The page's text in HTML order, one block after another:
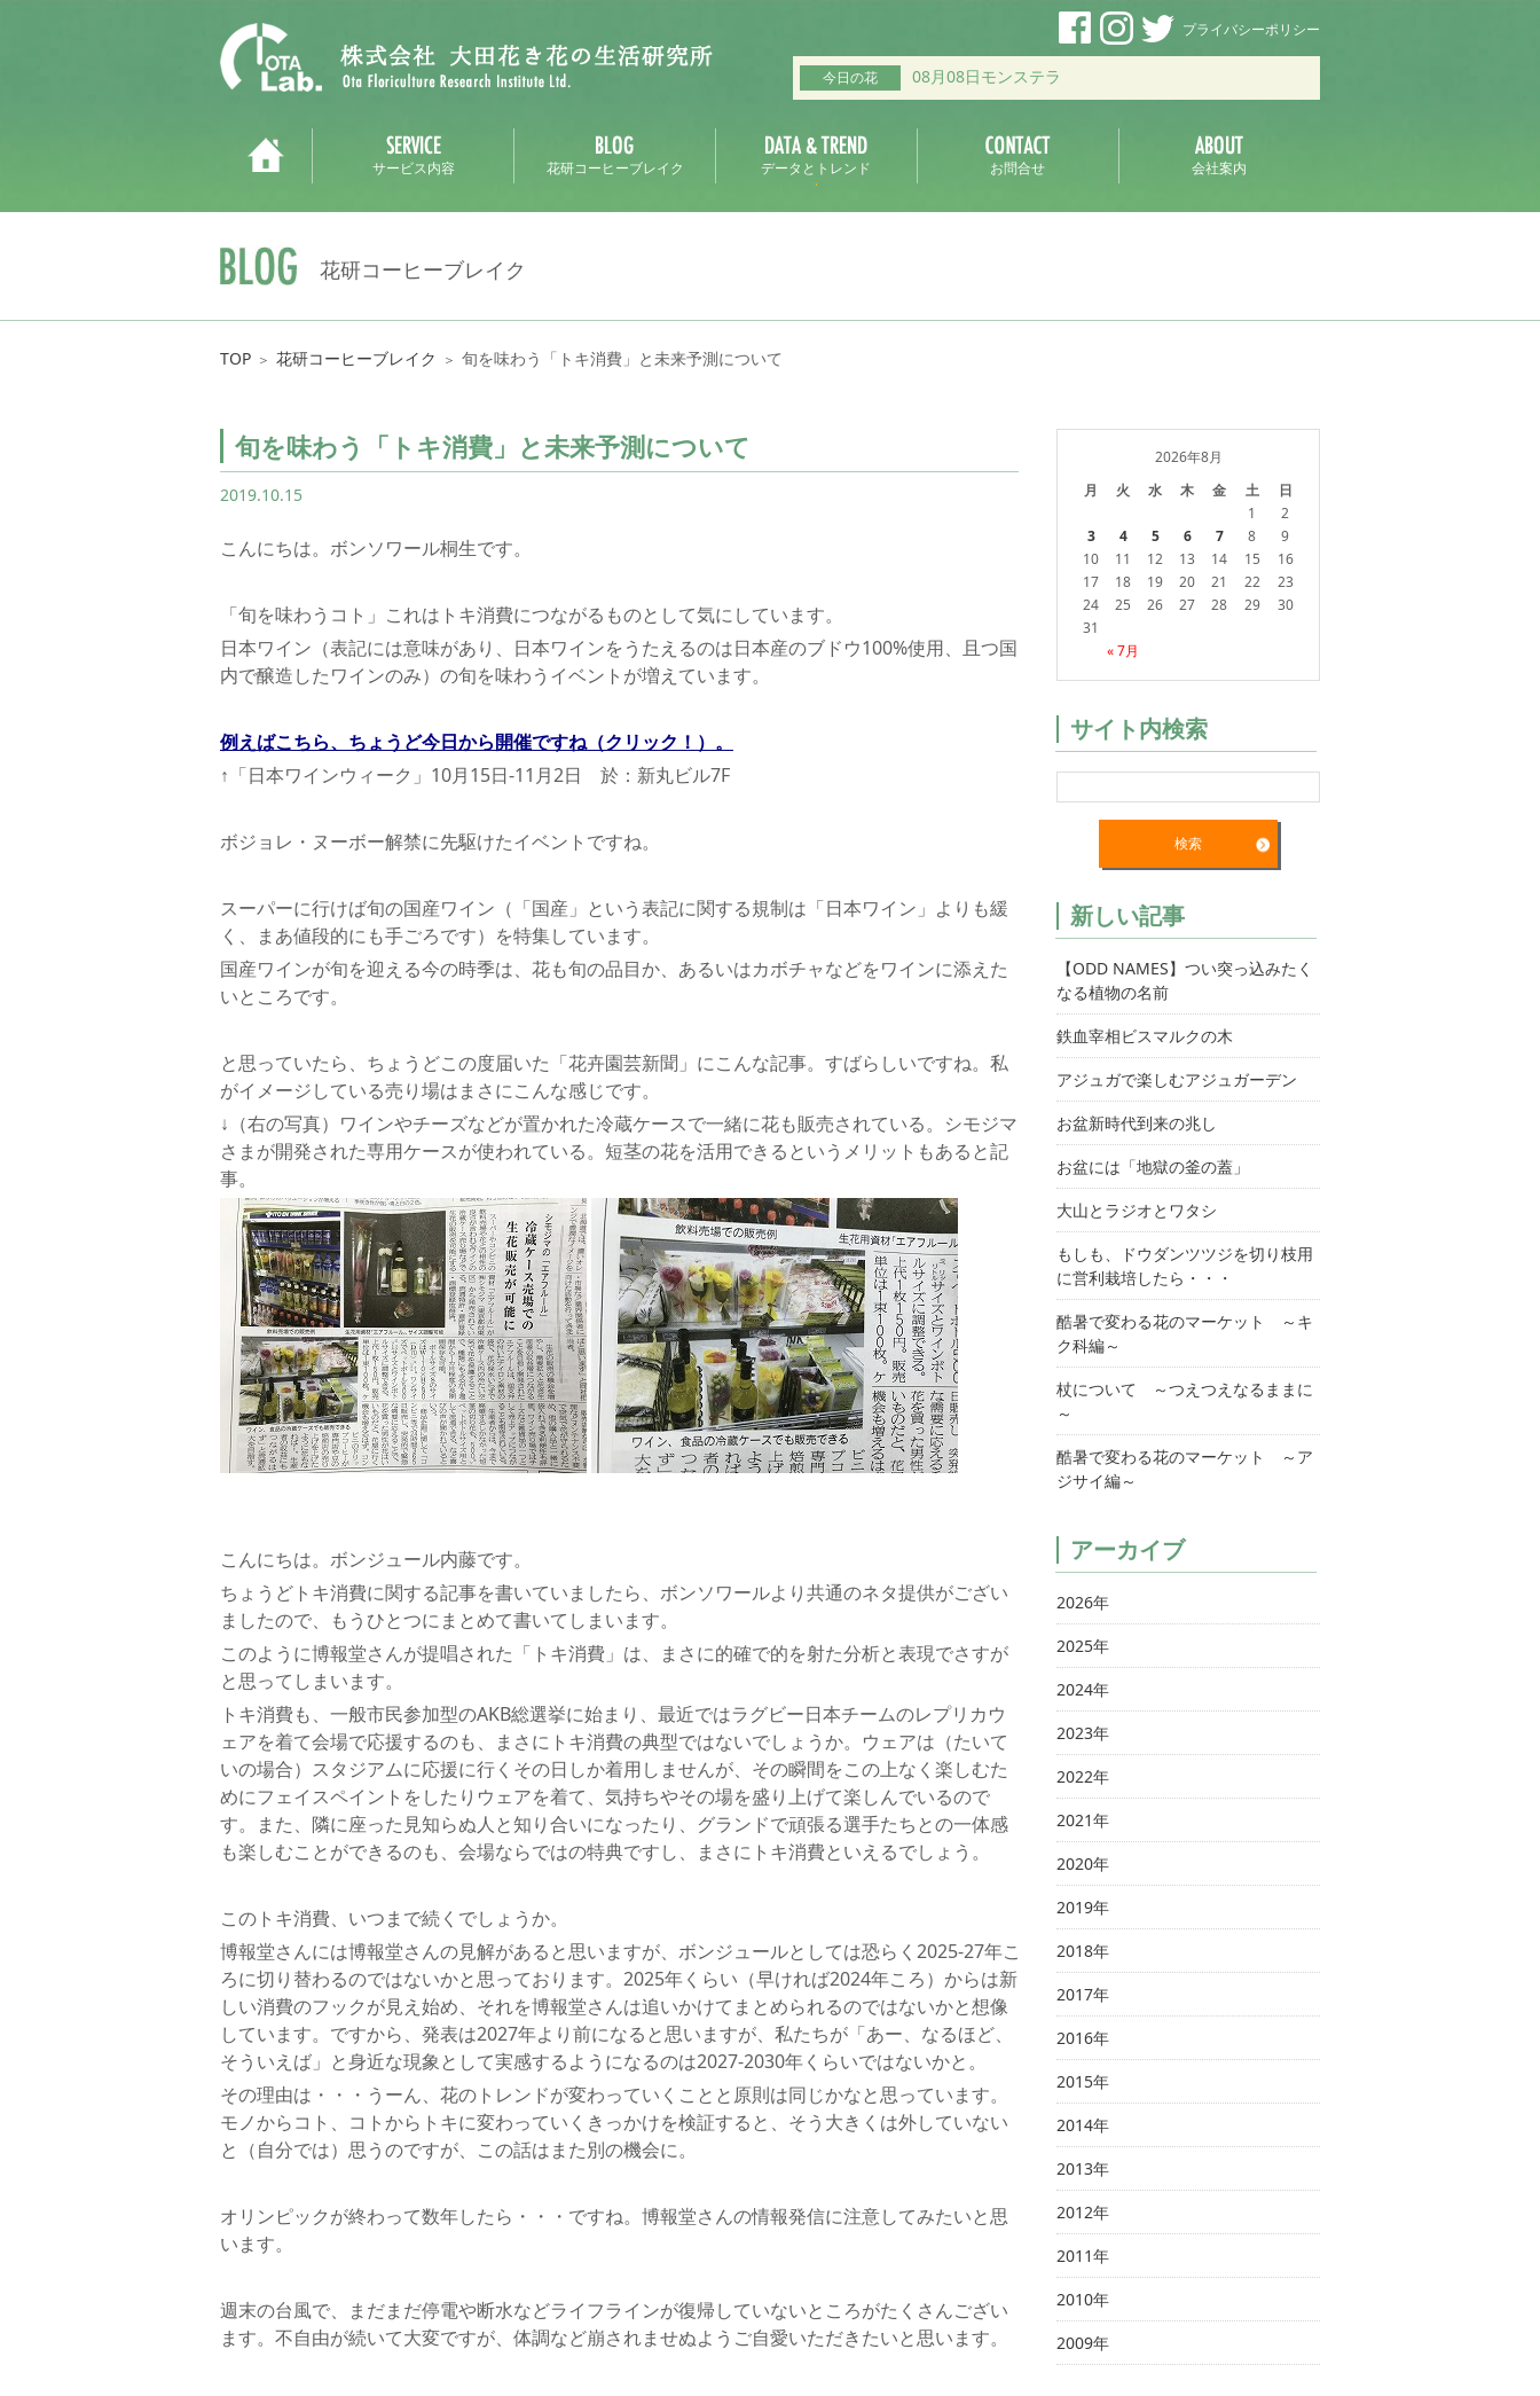
プライバシーポリシー
今日の花 08月08日モンステラ
サービス内容 花研コーヒーブレイク データとトレンド お問合せ 会社案内
花研コーヒーブレイク
TOP ＞ 花研コーヒーブレイク ＞ 旬を味わう「トキ消費」と未来予測について
旬を味わう「トキ消費」と未来予測について
2019.10.15
こんにちは。ボンソワール桐生です。
「旬を味わうコト」これはトキ消費につながるものとして気にしています。
日本ワイン（表記には意味があり、日本ワインをうたえるのは日本産のブドウ100%使用、且つ国
内で醸造したワインのみ）の旬を味わうイベントが増えています。
例えばこちら、ちょうど今日から開催ですね（クリック！）。
↑「日本ワインウィーク」10月15日-11月2日 於：新丸ビル7F
ボジョレ・ヌーボー解禁に先駆けたイベントですね。
スーパーに行けば旬の国産ワイン（「国産」という表記に関する規制は「日本ワイン」よりも緩
く、まあ値段的にも手ごろです）を特集しています。
国産ワインが旬を迎える今の時季は、花も旬の品目か、あるいはカボチャなどをワインに添えた
いところです。
と思っていたら、ちょうどこの度届いた「花卉園芸新聞」にこんな記事。すばらしいですね。私
がイメージしている売り場はまさにこんな感じです。
↓（右の写真）ワインやチーズなどが置かれた冷蔵ケースで一緒に花も販売されている。シモジマ
さまが開発された専用ケースが使われている。短茎の花を活用できるというメリットもあると記
事。
こんにちは。ボンジュール内藤です。
ちょうどトキ消費に関する記事を書いていましたら、ボンソワールより共通のネタ提供がござい
ましたので、もうひとつにまとめて書いてしまいます。
このように博報堂さんが提唱された「トキ消費」は、まさに的確で的を射た分析と表現でさすが
と思ってしまいます。
トキ消費も、一般市民参加型のAKB総選挙に始まり、最近ではラグビー日本チームのレプリカウ
ェアを着て会場で応援するのも、まさにトキ消費の典型ではないでしょうか。ウェアは（たいて
いの場合）スタジアムに応援に行くその日しか着用しませんが、その瞬間をこの上なく楽しむた
めにフェイスペイントをしたりウェアを着て、気持ちやその場を盛り上げて楽しんでいるので
す。また、隣に座った見知らぬ人と知り合いになったり、グランドで頑張る選手たちとの一体感
も楽しむことができるのも、会場ならではの特典ですし、まさにトキ消費といえるでしょう。
このトキ消費、いつまで続くでしょうか。
博報堂さんには博報堂さんの見解があると思いますが、ボンジュールとしては恐らく2025-27年こ
ろに切り替わるのではないかと思っております。2025年くらい（早ければ2024年ころ）からは新
しい消費のフックが見え始め、それを博報堂さんは追いかけてまとめられるのではないかと想像
しています。ですから、発表は2027年より前になると思いますが、私たちが「あー、なるほど、
そういえば」と身近な現象として実感するようになるのは2027-2030年くらいではないかと。
その理由は・・・うーん、花のトレンドが変わっていくことと原則は同じかなと思っています。
モノからコト、コトからトキに変わっていくきっかけを検証すると、そう大きくは外していない
と（自分では）思うのですが、この話はまた別の機会に。
オリンピックが終わって数年したら・・・ですね。博報堂さんの情報発信に注意してみたいと思
います。
週末の台風で、まだまだ停電や断水などライフラインが復帰していないところがたくさんござい
ます。不自由が続いて大変ですが、体調など崩されませぬようご自愛いただきたいと思います。
2026年8月
月
火 水 木 金 土 日
« 7月
1
2
3
4 5 6 7 8
9
10
11 12 13 14 15
16
17
18 19 20 21 22
23
24
25 26 27 28 29
30
31
サイト内検索
新しい記事
【ODD NAMES】つい突っ込みたく
なる植物の名前
鉄血宰相ビスマルクの木
アジュガで楽しむアジュガーデン
お盆新時代到来の兆し
お盆には「地獄の釜の蓋」
大山とラジオとワタシ
もしも、ドウダンツツジを切り枝用
に営利栽培したら・・・
酷暑で変わる花のマーケット ～キ
ク科編～
杖について ～つえつえなるままに
～
酷暑で変わる花のマーケット ～ア
ジサイ編～
アーカイブ
2026年
2025年
2024年
2023年
2022年
2021年
2020年
2019年
2018年
2017年
2016年
2015年
2014年
2013年
2012年
2011年
2010年
2009年